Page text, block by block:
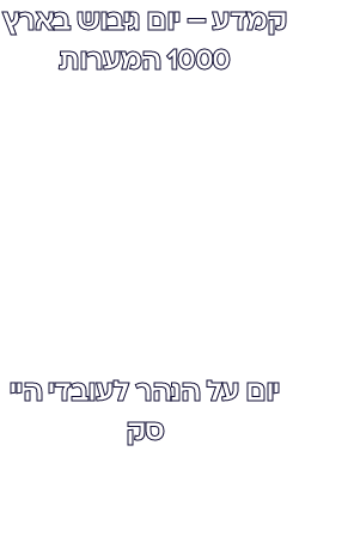
קמדע – יום גיבוש בארץ
1000 המערות
יום על הנהר לעובדי היי
סק